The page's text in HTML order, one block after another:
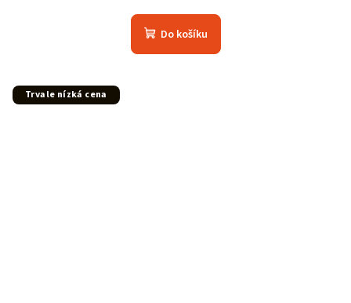
hodnocení
produktu
Do košíku
Trvale nízká cena